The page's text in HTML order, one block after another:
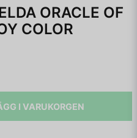
ORACLE OF
COLOR
I VARUKORGEN